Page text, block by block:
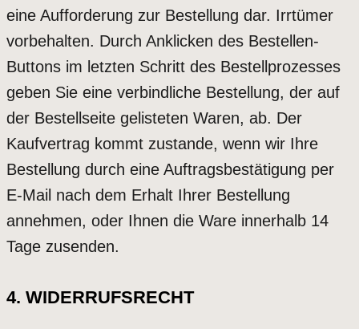
eine Aufforderung zur Bestellung dar. Irrtümer
vorbehalten. Durch Anklicken des Bestellen-
Buttons im letzten Schritt des Bestellprozesses
geben Sie eine verbindliche Bestellung, der auf
der Bestellseite gelisteten Waren, ab. Der
Kaufvertrag kommt zustande, wenn wir Ihre
Bestellung durch eine Auftragsbestätigung per
E-Mail nach dem Erhalt Ihrer Bestellung
annehmen, oder Ihnen die Ware innerhalb 14
Tage zusenden.
4. WIDERRUFSRECHT